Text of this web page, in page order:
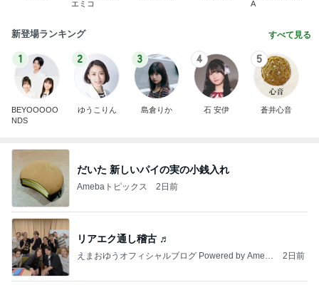
エミコ
A
新登場ランキング すべて見る
1
BEYOOOOO
NDS
2
ゆうこりん
3
島倉りか
4
石 安伊
5
蒼井心音
だいた 新しいパイの実の小銭入れ
Amebaトピックス 2日前
リアエク通し稽古 ♬
えまおゆうオフィシャルブログ Powered by Ameb
2日前